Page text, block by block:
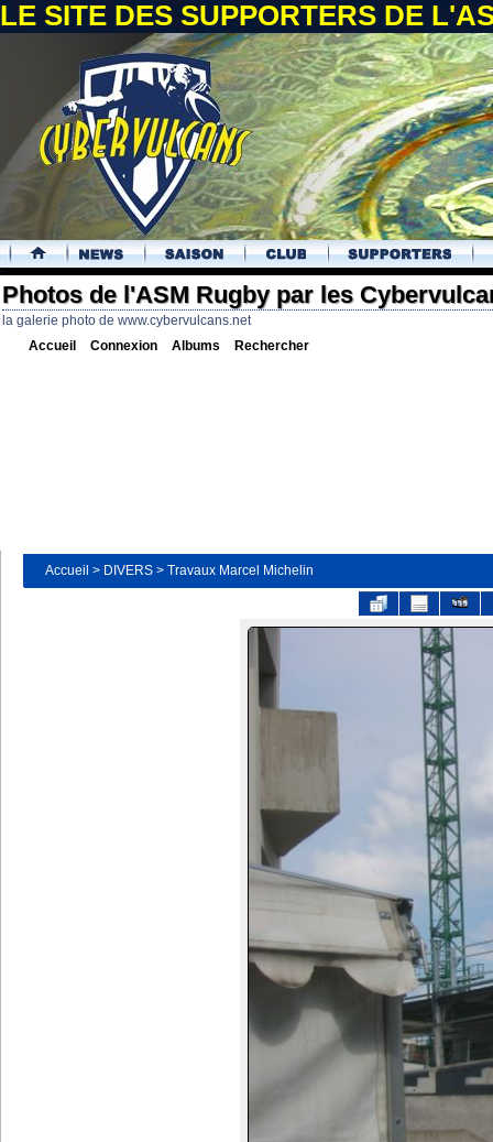
LE SITE DES SUPPORTERS DE
.
Photos de l'ASM Rugby par les
la galerie photo de www.cybervulcans.net
Accueil Connexion Albums Rechercher
Accueil > DIVERS > Travaux Marcel Michelin